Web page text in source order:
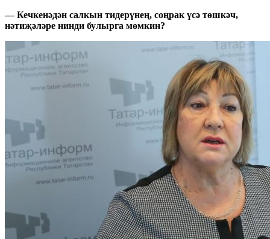
— Кечкенәдән салкын тидерүнең, соңрак үсә төшкәч,
нәтиҗәләре нинди булырга мөмкин?